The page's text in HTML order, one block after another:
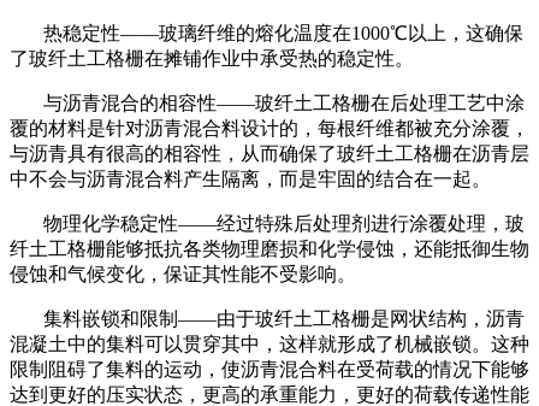
热稳定性——玻璃纤维的熔化温度在1000℃ 以上，这确保
了玻纤土工格栅在摊铺作业中承受热的稳定性。
与沥青混合的相容性——玻纤土工格栅在后处理工艺中涂
覆的材料是针对沥青混合料设计的，每根纤维都被充分涂覆，
与沥青具有很高的相容性，从而确保了玻纤土工格栅在沥青层
中不会与沥青混合料产生隔离，而是牢固的结合在一起。
物理化学稳定性——经过特殊后处理剂进行涂覆处理，玻
纤土工格栅能够抵抗各类物理磨损和化学侵蚀，还能抵御生物
侵蚀和气候变化，保证其性能不受影响。
集料嵌锁和限制 ——由于玻纤土工格栅是网状结构，沥青
混凝土中的集料可以贯穿其中，这样就形成了机械嵌锁。这种
限制阻碍了集料的运动，使沥青混合料在受荷载的情况下能够
达到更好的压实状态，更高的承重能力，更好的荷载传递性能